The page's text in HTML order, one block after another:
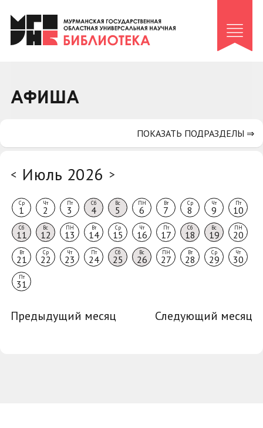
Клуб «Гиря и сельдерей»
Клуб «Семейный архив»
Коллегам
АФИША
< Июль 2026 >
Ср
1
Чт
2
Пт
3
Сб
4
Вс
5
ПН
6
Вт
7
Ср
8
Чт
9
Пт
10
Сб
11
Вс
12
ПН
13
Вт
14
Ср
15
Чт
16
Пт
17
Сб
18
Вс
19
ПН
20
Вт
21
Ср
22
Чт
23
Пт
24
Сб
25
Вс
26
ПН
27
Вт
28
Ср
29
Чт
30
Пт
31
Предыдущий месяц Следующий месяц
ПОКАЗАТЬ ПОДРАЗДЕЛЫ ⇒